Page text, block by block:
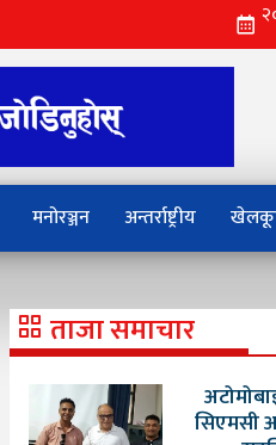
मनोरञ्जन अन्तर्राष्ट्रीय
ताजा समाचार
सिएमसी